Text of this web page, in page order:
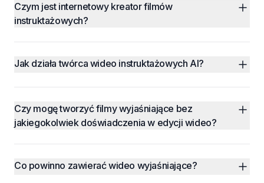
Czym jest internetowy kreator filmów
instruktażowych?
Jak działa twórca wideo instruktażowych AI?
Czy mogę tworzyć filmy wyjaśniające bez
jakiegokolwiek doświadczenia w edycji wideo?
Co powinno zawierać wideo wyjaśniające?